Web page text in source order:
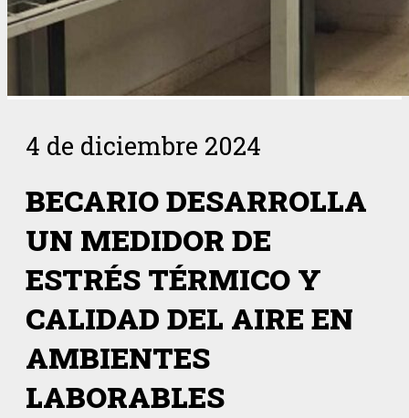
4 de diciembre 2024
BECARIO DESARROLLA
UN MEDIDOR DE
ESTRÉS TÉRMICO Y
CALIDAD DEL AIRE EN
AMBIENTES
LABORABLES